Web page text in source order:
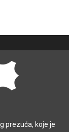
prezuća, koje je